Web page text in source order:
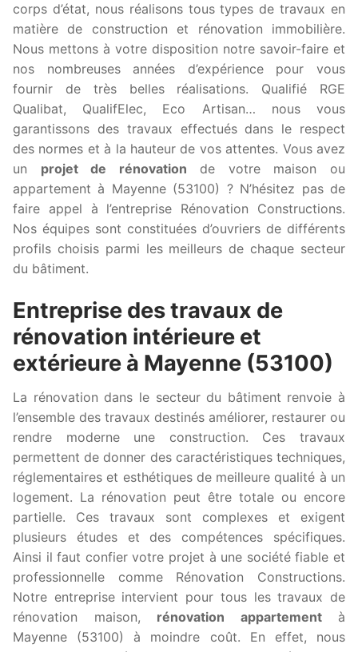
corps d’état, nous réalisons tous types de travaux en
matière de construction et rénovation immobilière.
Nous mettons à votre disposition notre savoir-faire et
nos nombreuses années d’expérience pour vous
fournir de très belles réalisations. Qualifié RGE
Qualibat, QualifElec, Eco Artisan… nous vous
garantissons des travaux effectués dans le respect
des normes et à la hauteur de vos attentes. Vous avez
un projet de rénovation de votre maison ou
appartement à Mayenne (53100) ? N’hésitez pas de
faire appel à l’entreprise Rénovation Constructions.
Nos équipes sont constituées d’ouvriers de différents
profils choisis parmi les meilleurs de chaque secteur
du bâtiment.
Entreprise des travaux de
rénovation intérieure et
extérieure à Mayenne (53100)
La rénovation dans le secteur du bâtiment renvoie à
l’ensemble des travaux destinés améliorer, restaurer ou
rendre moderne une construction. Ces travaux
permettent de donner des caractéristiques techniques,
réglementaires et esthétiques de meilleure qualité à un
logement. La rénovation peut être totale ou encore
partielle. Ces travaux sont complexes et exigent
plusieurs études et des compétences spécifiques.
Ainsi il faut confier votre projet à une société fiable et
professionnelle comme Rénovation Constructions.
Notre entreprise intervient pour tous les travaux de
rénovation maison, rénovation appartementà
Mayenne (53100) à moindre coût. En effet, nous